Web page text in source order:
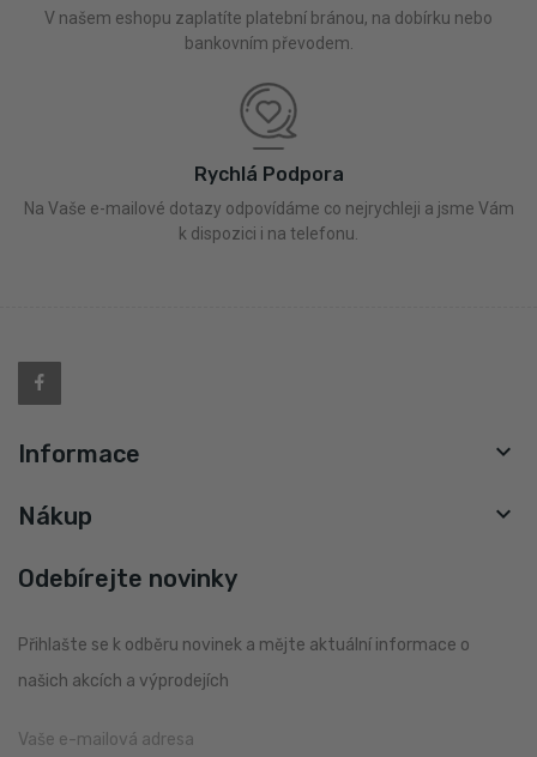
V našem eshopu zaplatíte platební bránou, na dobírku nebo
bankovním převodem.
Rychlá Podpora
Na Vaše e-mailové dotazy odpovídáme co nejrychleji a jsme Vám
k dispozici i na telefonu.
Informace 
Nákup 
Odebírejte novinky
Přihlašte se k odběru novinek a mějte aktuální informace o
našich akcích a výprodejích